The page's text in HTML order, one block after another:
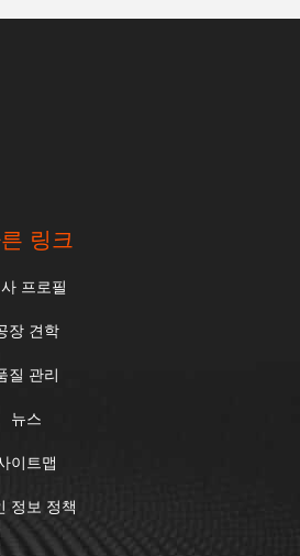
링크
프로필
장 견학
질 관리
뉴스
이트맵
정보 정책